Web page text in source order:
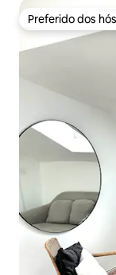
Preferido dos
Preferido dos